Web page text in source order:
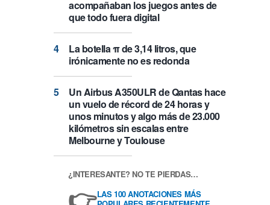
acompañaban los juegos antes de
que todo fuera digital
La botella π de 3,14 litros, que
irónicamente no es redonda
Un Airbus A350ULR de Qantas hace
un vuelo de récord de 24 horas y
unos minutos y algo más de 23.000
kilómetros sin escalas entre
Melbourne y Toulouse
¿INTERESANTE? NO TE PIERDAS…
LAS 100 ANOTACIONES MÁS